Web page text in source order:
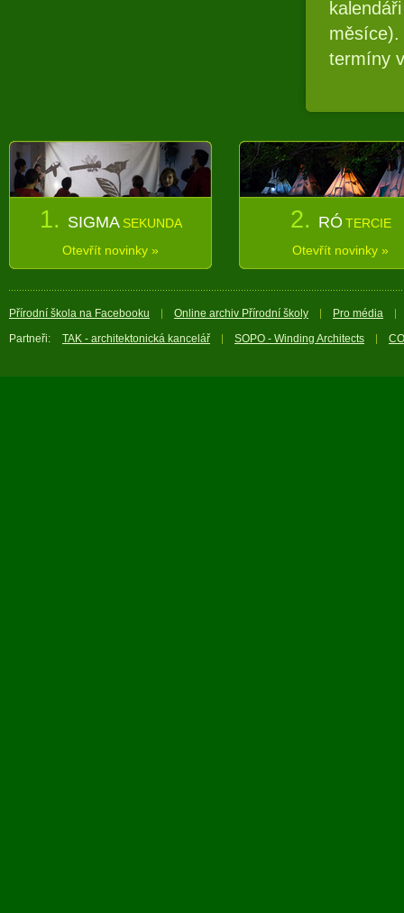
měsíce).
termíny
1. SIGMA SEKUNDA
Otevřít novinky »
2. RÓ TERCIE
Otevřít novinky »
Přírodní škola na Facebooku Online archiv Přírodní školy
Pro média
Partneři:
TAK - architektonická kancelář SOPO - Winding Architects